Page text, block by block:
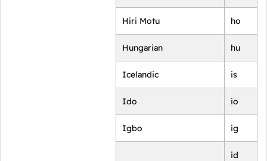
Hiri Motu ho
Hungarian hu
Icelandic is
Ido io
Igbo ig
id